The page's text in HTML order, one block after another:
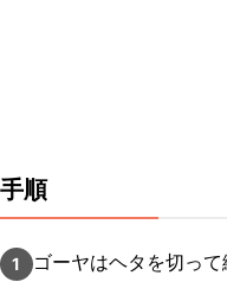
手順
1
ゴーヤはヘタを切っ